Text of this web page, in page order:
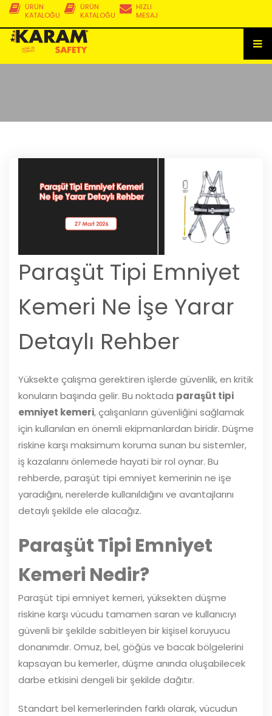
HIZLI
MESAJ
ÜRÜN
KATALOĞU
ÜRÜN
KATALOĞU
Paraşüt Tipi Emniyet
Kemeri Ne İşe Yarar
Detaylı Rehber
Yüksekte çalışma gerektiren işlerde güvenlik, en kritik
konuların başında gelir. Bu noktada paraşüt tipi
emniyet kemeri, çalışanların güvenliğini sağlamak
için kullanılan en önemli ekipmanlardan biridir. Düşme
riskine karşı maksimum koruma sunan bu sistemler,
iş kazalarını önlemede hayati bir rol oynar. Bu
rehberde, paraşüt tipi emniyet kemerinin ne işe
yaradığını, nerelerde kullanıldığını ve avantajlarını
detaylı şekilde ele alacağız.
Paraşüt Tipi Emniyet
Kemeri Nedir?
Paraşüt tipi emniyet kemeri, yüksekten düşme
riskine karşı vücudu tamamen saran ve kullanıcıyı
güvenli bir şekilde sabitleyen bir kişisel koruyucu
donanımdır. Omuz, bel, göğüs ve bacak bölgelerini
kapsayan bu kemerler, düşme anında oluşabilecek
darbe etkisini dengeli bir şekilde dağıtır.
Standart bel kemerlerinden farklı olarak, vücudun